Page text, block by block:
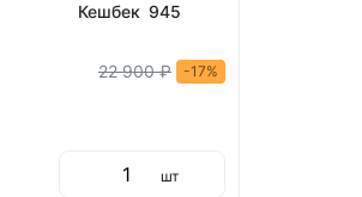
Кешбек 945
22 900 ₽ -17%
шт